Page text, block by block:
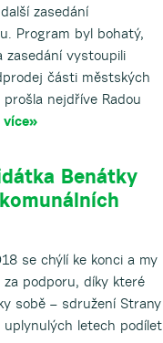
zasedání
Program byl bohatý,
zasedání vystoupili
části městských
nejdříve Radou
více»
Benátky
se chýlí ke konci a my
podporu, díky které
sobě – sdružení Strany
uplynulých letech podílet